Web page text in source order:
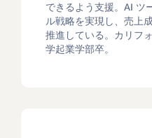
できるよう支援。AI ツ
ル戦略を実現し、売上
推進している。カリフ
学起業学部卒。